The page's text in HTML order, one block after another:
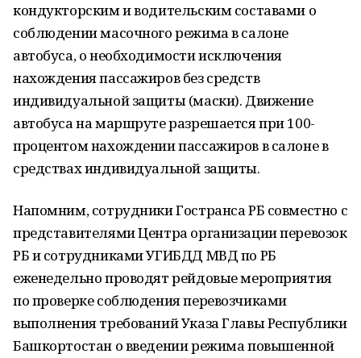
кондукторским и водительским составами о
соблюдении масочного режима в салоне
автобуса, о необходимости исключения
нахождения пассажиров без средств
индивидуальной защиты (маски). Движение
автобуса на маршруте разрешается при 100-
процентом нахождении пассажиров в салоне в
средствах индивидуальной защиты.
Напомним, сотрудники Гостранса РБ совместно с
представителями Центра организации перевозок
РБ и сотрудниками УГИБДД МВД по РБ
еженедельно проводят рейдовые мероприятия
по проверке соблюдения перевозчиками
выполнения требований Указа Главы Республики
Башкортостан о введении режима повышенной